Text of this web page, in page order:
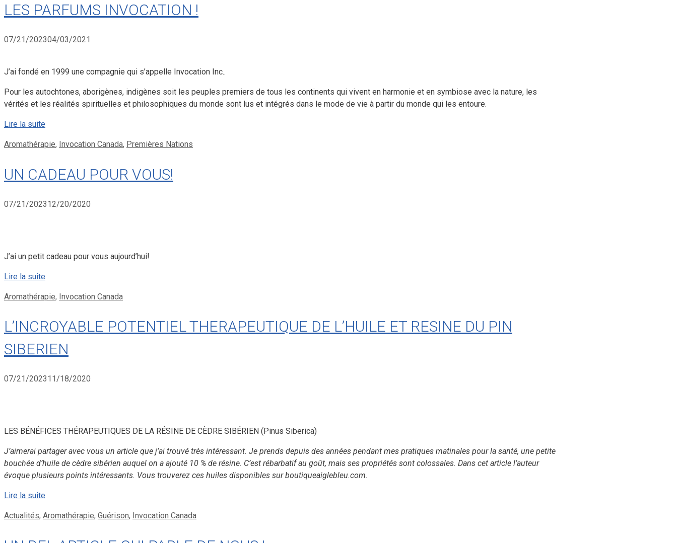
LES PARFUMS INVOCATION !
07/21/202304/03/2021
J’ai fondé en 1999 une compagnie qui s’appelle Invocation Inc..
Pour les autochtones, aborigènes, indigènes soit les peuples premiers de tous les continents qui vivent en harmonie et en symbiose avec la nature, les
vérités et les réalités spirituelles et philosophiques du monde sont lus et intégrés dans le mode de vie à partir du monde qui les entoure.
Lire la suite
Catégories
Aromathérapie, Invocation Canada, Premières Nations
UN CADEAU POUR VOUS!
07/21/202312/20/2020
J’ai un petit cadeau pour vous aujourd’hui!
Lire la suite
Catégories
Aromathérapie, Invocation Canada
L’INCROYABLE POTENTIEL THERAPEUTIQUE DE L’HUILE ET RESINE DU PIN
SIBERIEN
07/21/202311/18/2020
LES BÉNÉFICES THÉRAPEUTIQUES DE LA RÉSINE DE CÈDRE SIBÉRIEN (Pinus Siberica)
J’aimerai partager avec vous un article que j’ai trouvé très intéressant. Je prends depuis des années pendant mes pratiques matinales pour la santé, une petite
bouchée d’huile de cèdre sibérien auquel on a ajouté 10 % de résine. C’est rébarbatif au goût, mais ses propriétés sont colossales. Dans cet article l’auteur
évoque plusieurs points intéressants. Vous trouverez ces huiles disponibles sur boutiqueaiglebleu.com.
Lire la suite
Catégories
Actualités, Aromathérapie, Guérison, Invocation Canada